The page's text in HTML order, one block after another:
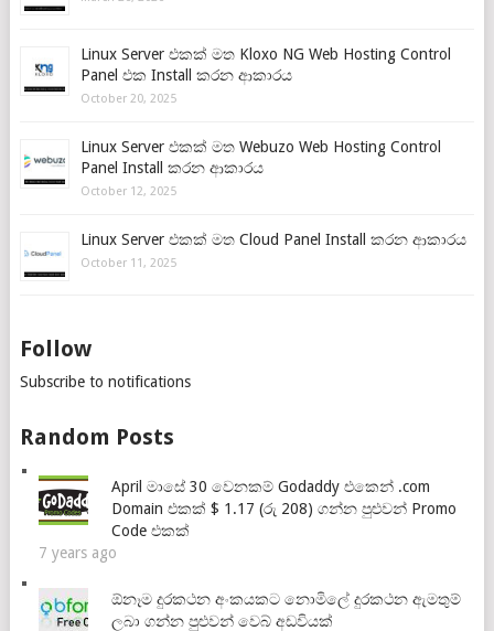
Linux Server එකක් මත Kloxo NG Web Hosting Control
Panel එක Install කරන ආකාරය
October 20, 2025
Linux Server එකක් මත Webuzo Web Hosting Control
Panel Install කරන ආකාරය
October 12, 2025
Linux Server එකක් මත Cloud Panel Install කරන ආකාරය
October 11, 2025
Follow
Subscribe to notifications
Random Posts
April මාසේ 30 වෙනකම් Godaddy එකෙන් .com
Domain එකක් $ 1.17 (රු 208) ගන්න පුළුවන් Promo
Code එකක්
7 years ago
ඕනෑම දුරකථන අංකයකට නොමිලේ දුරකථන ඇමතුම්
ලබා ගන්න පුළුවන් වෙබ් අඩවියක්